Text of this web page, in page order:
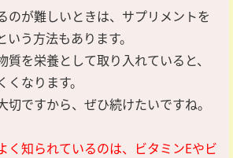
のが難しいときは、サプリメントを
う方法もあります。
質を栄養として取り入れていると、
なります。
切ですから、ぜひ続けたいですね。
く知られているのは、ビタミンEやビ